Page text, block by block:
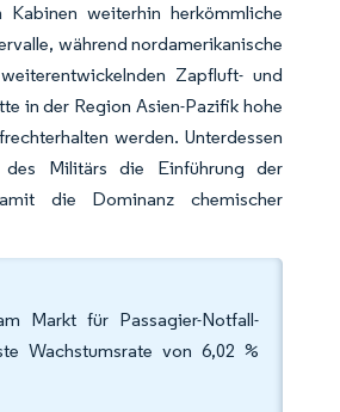
weiterhin herkömmliche
während nordamerikanische
Zapfluft- und
in der Region Asien-Pazifik hohe
werden. Unterdessen
des Militärs die Einführung der
die Dominanz chemischer
Markt für Passagier-Notfall-
Wachstumsrate von 6,02 %